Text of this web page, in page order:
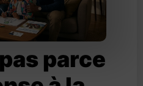
parce